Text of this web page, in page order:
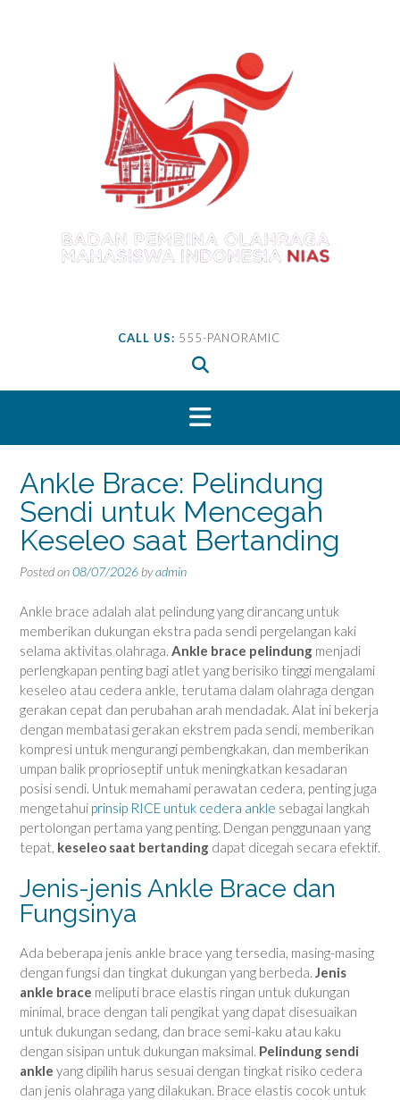
CALL US: 555-PANORAMIC
Ankle Brace: Pelindung
Sendi untuk Mencegah
Keseleo saat Bertanding
Posted on08/07/2026 byadmin
Ankle brace adalah alat pelindung yang dirancang untuk
memberikan dukungan ekstra pada sendi pergelangan kaki
selama aktivitas olahraga. Ankle brace pelindung menjadi
perlengkapan penting bagi atlet yang berisiko tinggi mengalami
keseleo atau cedera ankle, terutama dalam olahraga dengan
gerakan cepat dan perubahan arah mendadak. Alat ini bekerja
dengan membatasi gerakan ekstrem pada sendi, memberikan
kompresi untuk mengurangi pembengkakan, dan memberikan
umpan balik proprioseptif untuk meningkatkan kesadaran
posisi sendi. Untuk memahami perawatan cedera, penting juga
mengetahui prinsip RICE untuk cedera ankle sebagai langkah
pertolongan pertama yang penting. Dengan penggunaan yang
tepat, keseleo saat bertanding dapat dicegah secara efektif.
Jenis-jenis Ankle Brace dan
Fungsinya
Ada beberapa jenis ankle brace yang tersedia, masing-masing
dengan fungsi dan tingkat dukungan yang berbeda. Jenis
ankle brace meliputi brace elastis ringan untuk dukungan
minimal, brace dengan tali pengikat yang dapat disesuaikan
untuk dukungan sedang, dan brace semi-kaku atau kaku
dengan sisipan untuk dukungan maksimal. Pelindung sendi
ankle yang dipilih harus sesuai dengan tingkat risiko cedera
dan jenis olahraga yang dilakukan. Brace elastis cocok untuk